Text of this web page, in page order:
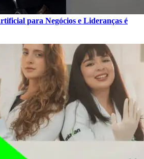
para Negócios e Lideranças é